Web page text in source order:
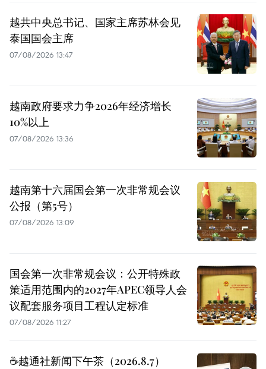
越共中央总书记、国家主席苏林会见
泰国国会主席
07/08/2026 13:47
越南政府要求力争2026年经济增长
10%以上
07/08/2026 13:36
越南第十六届国会第一次非常规会议
公报（第5号）
07/08/2026 13:09
国会第一次非常规会议：公开特殊政
策适用范围内的2027年APEC领导人会
议配套服务项目工程认定标准
07/08/2026 11:27
☕️越通社新闻下午茶（2026.8.7）